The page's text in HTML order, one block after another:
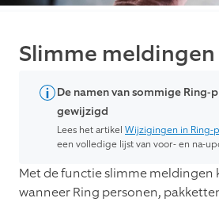
Slimme
De namen van sommige Ring-
gewijzigd
Lees het artikel Wijzigingen in Ring-
een volledige lijst van voor- en na-
Met de functie slimme meldingen
wanneer Ring personen,